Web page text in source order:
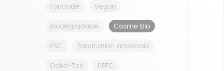
Fairtrade Vegan
Biodégradable Cosme Bio
FSC Fabrication artisanale
Oeko-Tex PEFC